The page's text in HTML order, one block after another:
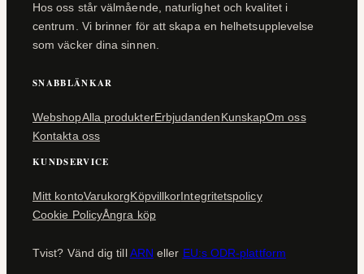
Hos oss står välmående, naturlighet och kvalitet i
centrum. Vi brinner för att skapa en helhetsupplevelse
som väcker dina sinnen.
SNABBLÄNKAR
WebshopAlla produkterErbjudandenKunskapOm oss
Kontakta oss
KUNDSERVICE
Mitt kontoVarukorgKöpvillkorIntegritetspolicy
Cookie PolicyÅngra köp
Tvist? Vänd dig tillARN eller EU:s ODR-plattform